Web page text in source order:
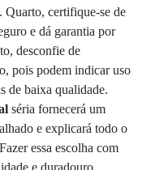
Quarto, certifique-se de
e dá garantia por
desconfie de
pois podem indicar uso
de baixa qualidade.
séria fornecerá um
e explicará todo o
essa escolha com
e duradouro.